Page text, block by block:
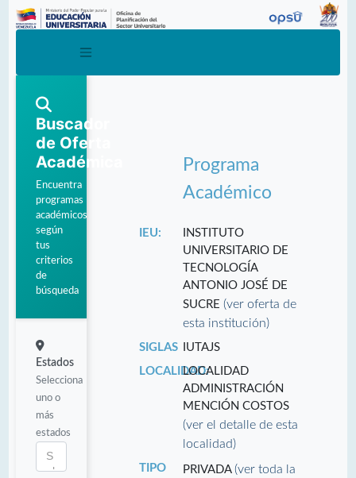
Buscador
de Oferta
Académica
Encuentra
programas
académicos
según
tus
criterios
de
búsqueda
Estados
Selecciona
uno o
más
estados
Programa
Académico
IEU:
INSTITUTO
UNIVERSITARIO DE
TECNOLOGÍA
ANTONIO JOSÉ DE
SUCRE(ver oferta de
esta institución)
SIGLAS
IUTAJS
LOCALIDAD:LOCALIDAD
ADMINISTRACIÓN
MENCIÓN COSTOS
(ver el detalle de esta
localidad)
TIPO
PRIVADA(ver toda la